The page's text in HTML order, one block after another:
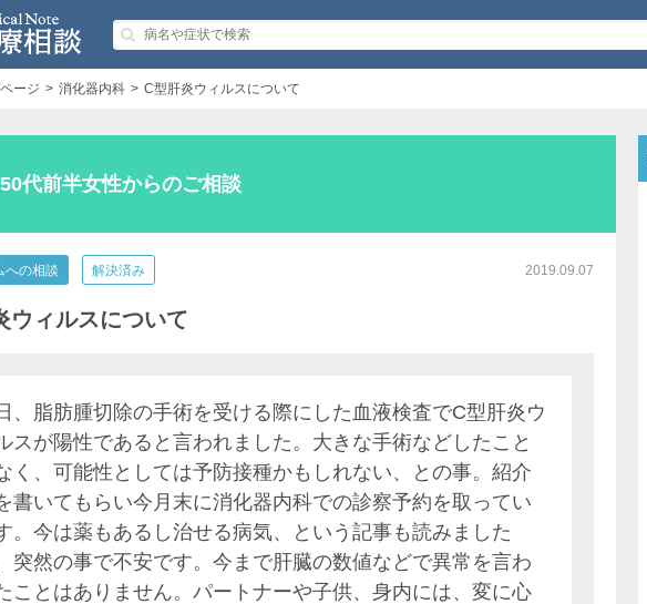
ージ 消化器内科 C型肝炎ウィルスについて
50代前半女性からのご相談
への相談 解決済み 2019.09.07
ウィルスについて
、脂肪腫切除の手術を受ける際にした血液検査でC型肝炎ウ
スが陽性であると言われました。大きな手術などしたこと
く、可能性としては予防接種かもしれない、との事。紹介
書いてもらい今月末に消化器内科での診察予約を取ってい
。今は薬もあるし治せる病気、という記事も読みました
突然の事で不安です。今まで肝臓の数値などで異常を言わ
ことはありません。パートナーや子供、身内には、変に心